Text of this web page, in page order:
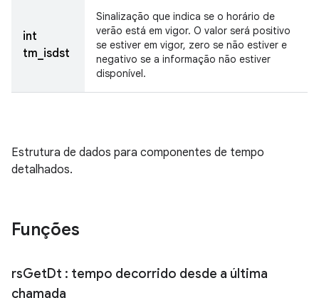
int
tm_isdst
Sinalização que indica se o horário de
verão está em vigor. O valor será positivo
se estiver em vigor, zero se não estiver e
negativo se a informação não estiver
disponível.
Estrutura de dados para componentes de tempo
detalhados.
Funções
rsGetDt : tempo decorrido desde a última
chamada